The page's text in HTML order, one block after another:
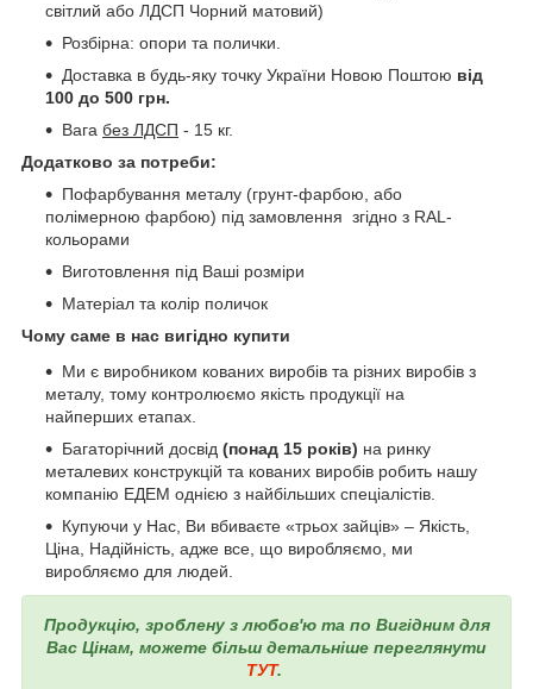
світлий або ЛДСП Чорний матовий)
Розбірна: опори та полички.
Доставка в будь-яку точку України Новою Поштою від
100 до 500 грн.
Вага без ЛДСП - 15 кг.
Додатково за потреби:
Пофарбування металу (грунт-фарбою, або
полімерною фарбою) під замовлення згідно з RAL-
кольорами
Виготовлення під Ваші розміри
Матеріал та колір поличок
Чому саме в нас вигідно купити
Ми є виробником кованих виробів та різних виробів з
металу, тому контролюємо якість продукції на
найперших етапах.
Багаторічний досвід (понад 15 років) на ринку
металевих конструкцій та кованих виробів робить нашу
компанію ЕДЕМ однією з найбільших спеціалістів.
Купуючи у Нас, Ви вбиваєте «трьох зайців» – Якість,
Ціна, Надійність, адже все, що виробляємо, ми
виробляємо для людей.
Продукцію, зроблену з любов'ю та по Вигідним для
Вас Цінам, можете більш детальніше переглянути
ТУТ.